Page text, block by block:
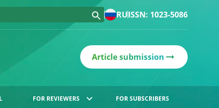
RUISSN: 1023-5086
Article submission
FOR REVIEWERS FOR SUBSCRIBERS